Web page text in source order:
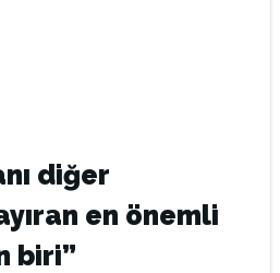
diğer
en önemli
biri”